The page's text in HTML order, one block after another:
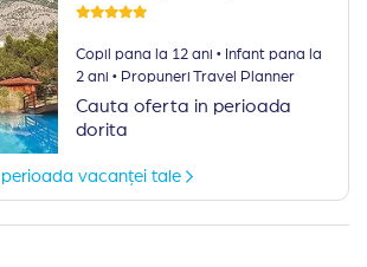
Copil pana la 12 ani ·Infant pana la
2 ani ·Propuneri Travel Planner
Cauta oferta in perioada
dorita
perioada vacanței tale